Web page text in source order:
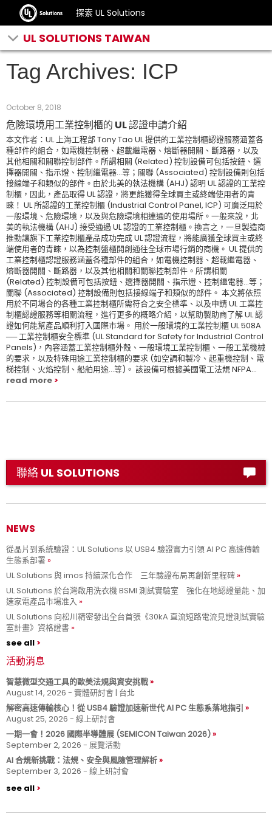
探索 UL Solutions
UL SOLUTIONS TAIWAN
Tag Archives: ICP
October 8, 2018
危險環境用工業控制櫃的 UL 認證申請介紹
本文作者：UL 上海工程部 Tony Tao UL 提供的工業控制櫃認證服務涵蓋各
種部件的組合，如電機控制器、超載繼電器、熔斷器開關、斷路器，以及
其他相關和關聯控制部件。所謂相關 (Related) 控制設備可包括按鈕、選
擇器開關、指示燈、控制繼電器…等；關聯 (Associated) 控制設備則包括
接線端子和類似的部件。由於北美的執法機構 (AHJ) 認明 UL 認證的工業控
制櫃，因此，產品取得 UL 認證，將更能獲得全球買主或終端使用者的青
睞！ UL 所認證的工業控制櫃 (Industrial Control Panel, ICP) 可廣泛用於
一般環境、危險環境，以及與危險環境相連通的使用場所。一般來說，北
美的執法機構 (AHJ) 接受通過 UL 認證的工業控制櫃。換言之，一旦製造商
推動讓旗下工業控制櫃產品成功完成 UL 認證流程，將能廣獲全球買主或終
端使用者的青睞，以為控制盤櫃開創通往全球市場行銷的商機。 UL 提供的
工業控制櫃認證服務涵蓋各種部件的組合，如電機控制器、超載繼電器、
熔斷器開關、斷路器，以及其他相關和關聯控制部件。所謂相關
(Related) 控制設備可包括按鈕、選擇器開關、指示燈、控制繼電器…等；
關聯 (Associated) 控制設備則包括接線端子和類似的部件。 本文將依照
用於不同場合的各種工業控制櫃所需符合之安全標準、以及申請 UL 工業控
制櫃認證服務等相關流程，進行更多的概略介紹，以幫助製助商了解 UL 認
證如何能幫產品順利打入國際市場。 用於一般環境的工業控制櫃 UL 508A
── 工業控制櫃安全標準 (UL Standard for Safety for Industrial Control
Panels)，內容涵蓋工業控制櫃外殼、一般環境工業控制櫃、一般工業機械
的要求，以及特殊用途工業控制櫃的要求 (如空調和製冷、起重機控制、電
梯控制、火焰控制、船舶用途…等)。 該設備可根據美國電工法規 NFPA...
read more
聯絡 UL SOLUTIONS
NEWS
從晶片到系統驗證：UL Solutions 以 USB4 驗證實力引領 AI PC 高速傳輸
生態系部署
UL Solutions 與 imos 持續深化合作 三年驗證布局再創新里程碑
UL Solutions 於台灣啟用洗衣機 BSMI 測試實驗室 強化在地認證量能、加
速家電產品市場准入
UL Solutions 向松川精密發出全台首張《30kA 直流短路電流見證測試實驗
室計畫》資格證書
see all
活動消息
智慧微型交通工具的歐美法規與資安挑戰
August 14, 2026 - 實體研討會 | 台北
解密高速傳輸核心！從 USB4 驗證加速新世代 AI PC 生態系落地指引
August 25, 2026 - 線上研討會
一期一會！2026 國際半導體展 (SEMICON Taiwan 2026)
September 2, 2026 - 展覽活動
AI 合規新挑戰：法規、安全與風險管理解析
September 3, 2026 - 線上研討會
see all